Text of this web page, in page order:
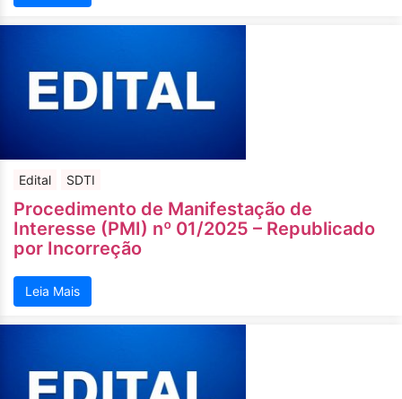
Edital SDTI
Procedimento de Manifestação de
Interesse (PMI) nº 01/2025 – Republicado
por Incorreção
Leia Mais